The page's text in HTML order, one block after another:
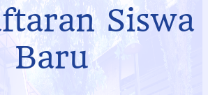
Siswa
Baru